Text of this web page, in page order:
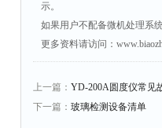
示。
如果用户不配备微机处理系
更多资料请访问：
上一篇： YD-200A圆度仪常见
下一篇： 玻璃检测设备清单